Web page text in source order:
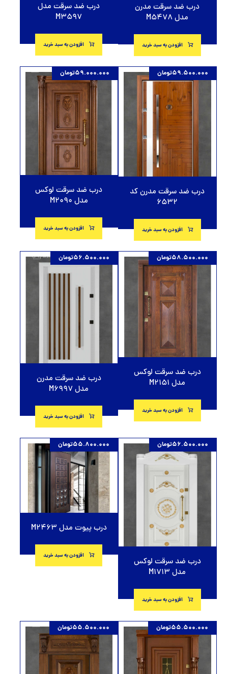
درب ضد سرقت مدرن
مدل M5478
افزودن به سبد خرید
درب ضد سرقت مدل
M3597
افزودن به سبد خرید
درب ضد سرقت مدرن کد
6532
59.500.000تومان
افزودن به سبد خرید
درب ضد سرقت لوکس
مدل M2090
59.000.000تومان
افزودن به سبد خرید
درب ضد سرقت لوکس
مدل M2151
58.500.000تومان
افزودن به سبد خرید
درب ضد سرقت مدرن
مدل M6997
56.500.000تومان
افزودن به سبد خرید
درب ضد سرقت لوکس
مدل M1713
56.500.000تومان
افزودن به سبد خرید
درب پیوت مدل M2463
55.800.000تومان
افزودن به سبد خرید
55.500.000تومان 55.500.000تومان